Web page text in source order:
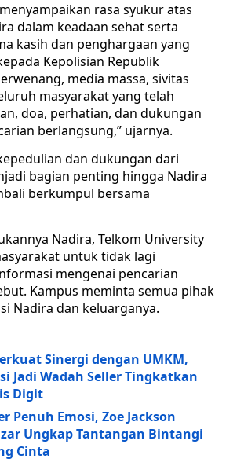
rasa syukur atas
dalam keadaan sehat serta
kasih dan penghargaan yang
Kepolisian Republik
media massa, sivitas
masyarakat yang telah
doa, perhatian, dan dukungan
berlangsung,” ujarnya.
dan dukungan dari
bagian penting hingga Nadira
berkumpul bersama
Nadira, Telkom University
untuk tidak lagi
mengenai pencarian
Kampus meminta semua pihak
Nadira dan keluarganya.
Sinergi dengan UMKM,
Jadi Wadah Seller Tingkatkan
Digit
Penuh Emosi, Zoe Jackson
Ungkap Tantangan Bintangi
Cinta